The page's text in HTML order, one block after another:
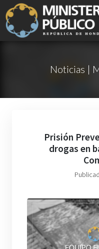
Noticias |
Prisión
drogas en